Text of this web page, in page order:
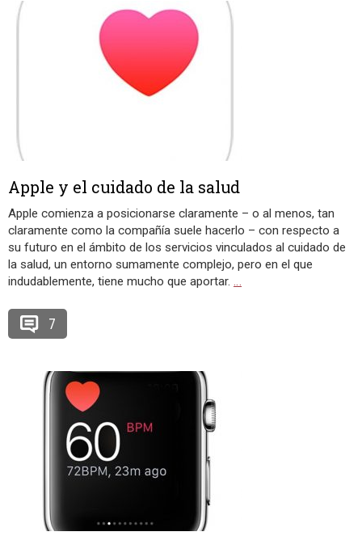
Apple y el cuidado de la salud
Apple comienza a posicionarse claramente – o al menos, tan
claramente como la compañía suele hacerlo – con respecto a
su futuro en el ámbito de los servicios vinculados al cuidado de
la salud, un entorno sumamente complejo, pero en el que
indudablemente, tiene mucho que aportar. …
7